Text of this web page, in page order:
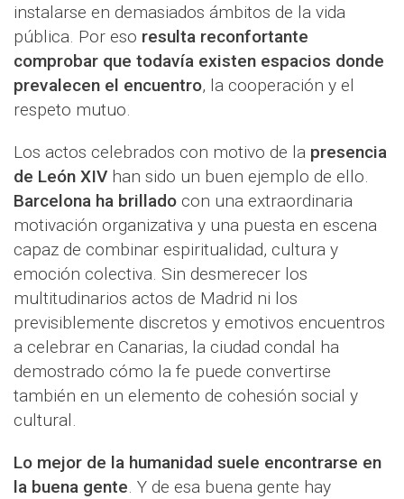
instalarse en demasiados ámbitos de la vida
pública. Por eso resulta reconfortante
comprobar que todavía existen espacios donde
prevalecen el encuentro, la cooperación y el
respeto mutuo.
Los actos celebrados con motivo de la presencia
de León XIV han sido un buen ejemplo de ello.
Barcelona ha brillado con una extraordinaria
motivación organizativa y una puesta en escena
capaz de combinar espiritualidad, cultura y
emoción colectiva. Sin desmerecer los
multitudinarios actos de Madrid ni los
previsiblemente discretos y emotivos encuentros
a celebrar en Canarias, la ciudad condal ha
demostrado cómo la fe puede convertirse
también en un elemento de cohesión social y
cultural.
Lo mejor de la humanidad suele encontrarse en
la buena gente. Y de esa buena gente hay